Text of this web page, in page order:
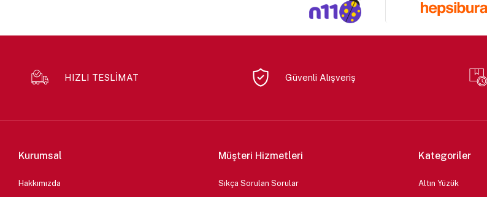
HIZLI TESLİMAT Güvenli Alışveriş
Kurumsal
Hakkımızda
Müşteri Hizmetleri
Sıkça Sorulan Sorular
Kategoriler
Altın Yüzük